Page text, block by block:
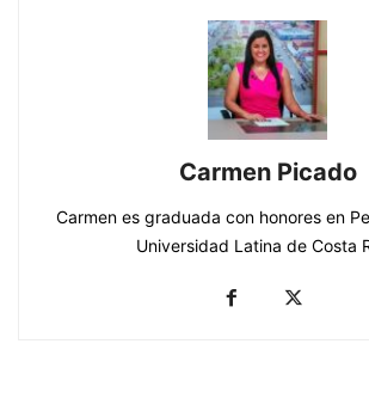
Carmen Picado
Carmen es graduada con honores en
Universidad Latina de Costa